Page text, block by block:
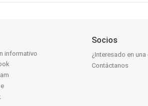
informativo
Socios
¿Interesado en
Contáctanos